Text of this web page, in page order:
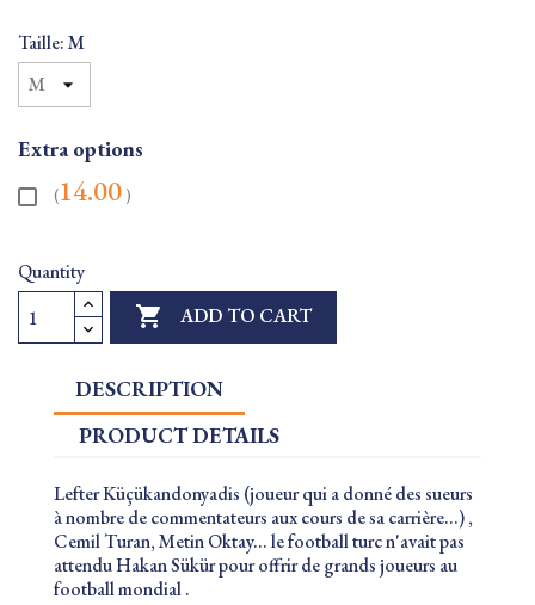
Taille: M
Extra options
(14.00 )
Quantity
 ADD TO CART
DESCRIPTION
PRODUCT DETAILS
Lefter Küçükandonyadis (joueur qui a donné des sueurs
à nombre de commentateurs aux cours de sa carrière...) ,
Cemil Turan, Metin Oktay... le football turc n'avait pas
attendu Hakan Sükür pour offrir de grands joueurs au
football mondial .